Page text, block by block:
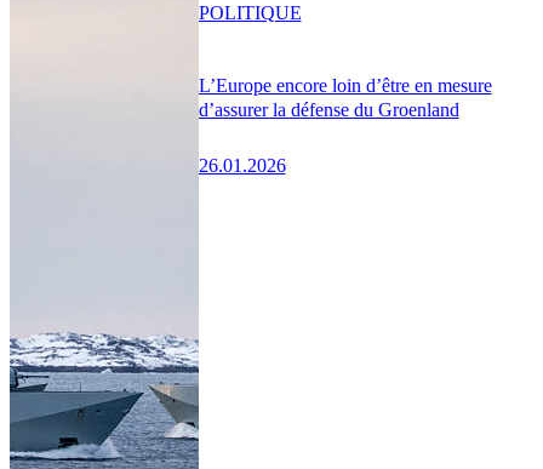
L’Europe encore loin d’être en mesure
d’assurer la défense du Groenland
26.01.2026
POLITIQUE